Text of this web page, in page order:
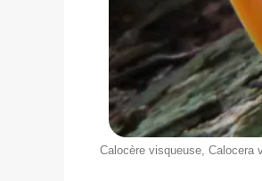
Calocère visqueuse, Calocera